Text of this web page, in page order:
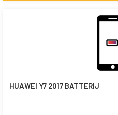
HUAWEI Y7 2017 BATTERIJ